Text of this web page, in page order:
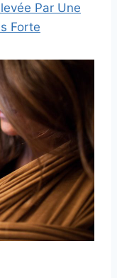
Par Une
Forte